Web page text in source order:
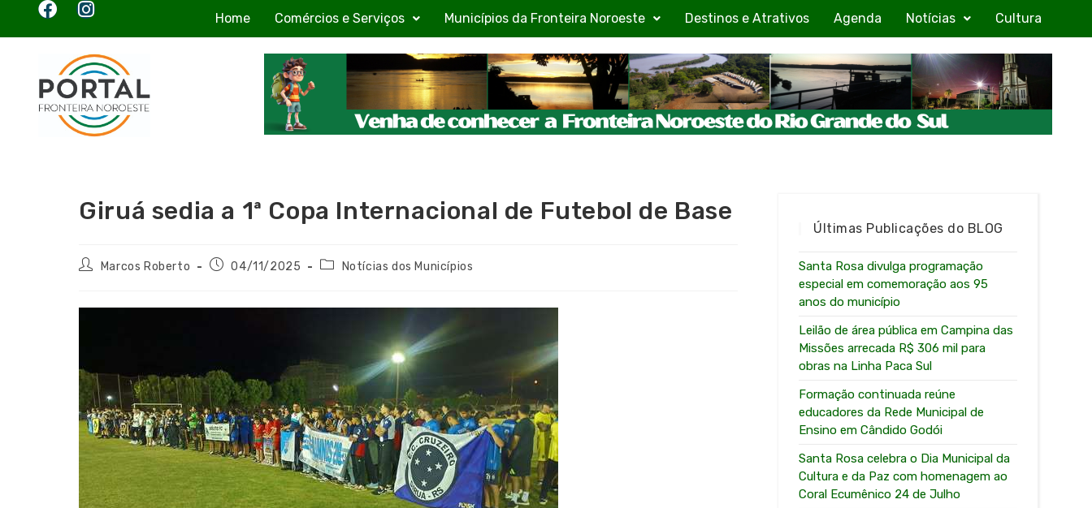
Home Comércios e Serviços Municípios da Fronteira Noroeste Destinos e Atrativos Agenda Notícias Cultura
Giruá sedia a 1ª Copa Internacional de Futebol de Base
Marcos Roberto 04/11/2025 Notícias dos Municípios
Últimas Publicações do BLOG
Santa Rosa divulga programação
especial em comemoração aos 95
anos do município
Leilão de área pública em Campina das
Missões arrecada R$ 306 mil para
obras na Linha Paca Sul
Formação continuada reúne
educadores da Rede Municipal de
Ensino em Cândido Godói
Santa Rosa celebra o Dia Municipal da
Cultura e da Paz com homenagem ao
Coral Ecumênico 24 de Julho